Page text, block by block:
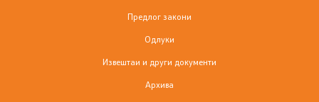
Предлог закони
Одлуки
Извештаи и други документи
Архива